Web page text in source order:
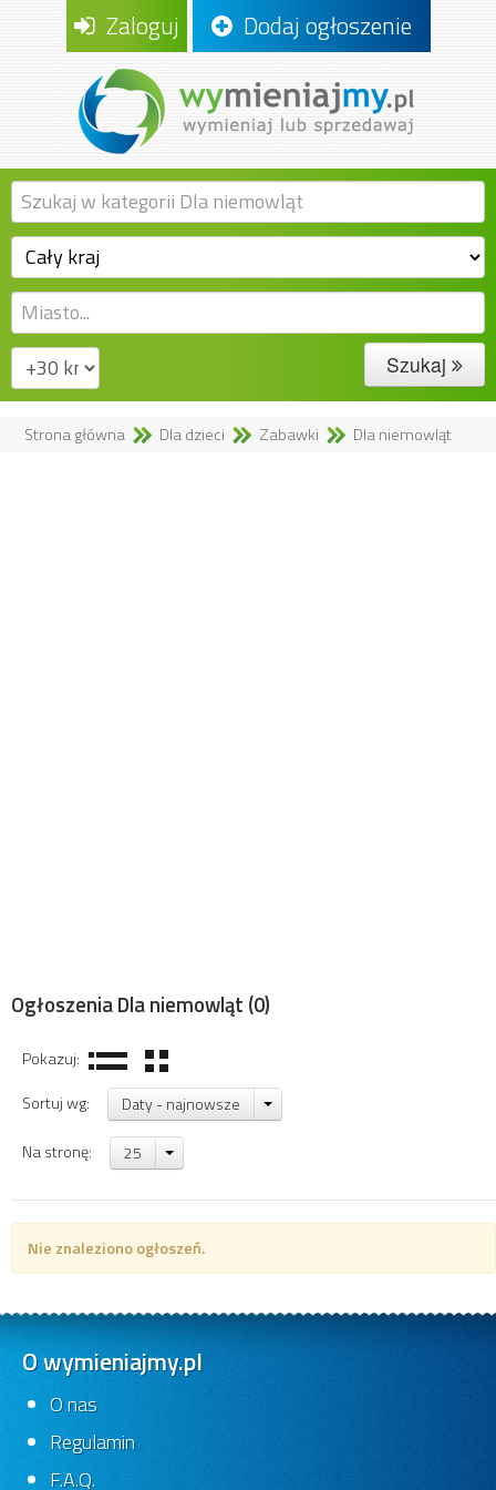
Zaloguj Dodaj ogłoszenie
Szukaj
Strona główna Dla dzieci Zabawki Dla niemowląt
Ogłoszenia Dla niemowląt (0)
Pokazuj:
Sortuj wg:
Daty - najnowsze
Na stronę: 25
Nie znaleziono ogłoszeń.
O wymieniajmy.pl
O nas
Regulamin
F.A.Q.